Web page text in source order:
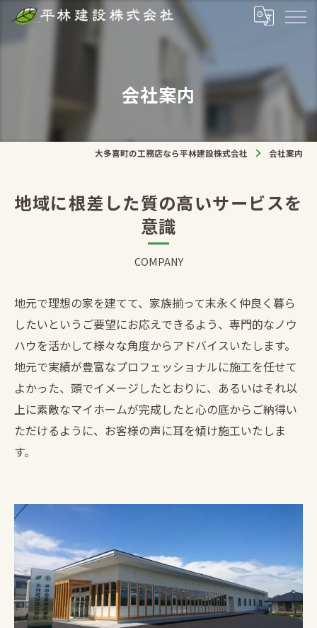
会社案内
大多喜町の工務店なら平林建設株式会社 会社案内
地域に根差した質の高いサービスを
意識
COMPANY
地元で理想の家を建てて、家族揃って末永く仲良く暮ら
したいというご要望にお応えできるよう、専門的なノウ
ハウを活かして様々な角度からアドバイスいたします。
地元で実績が豊富なプロフェッショナルに施工を任せて
よかった、頭でイメージしたとおりに、あるいはそれ以
上に素敵なマイホームが完成したと心の底からご納得い
ただけるように、お客様の声に耳を傾け施工いたしま
す。